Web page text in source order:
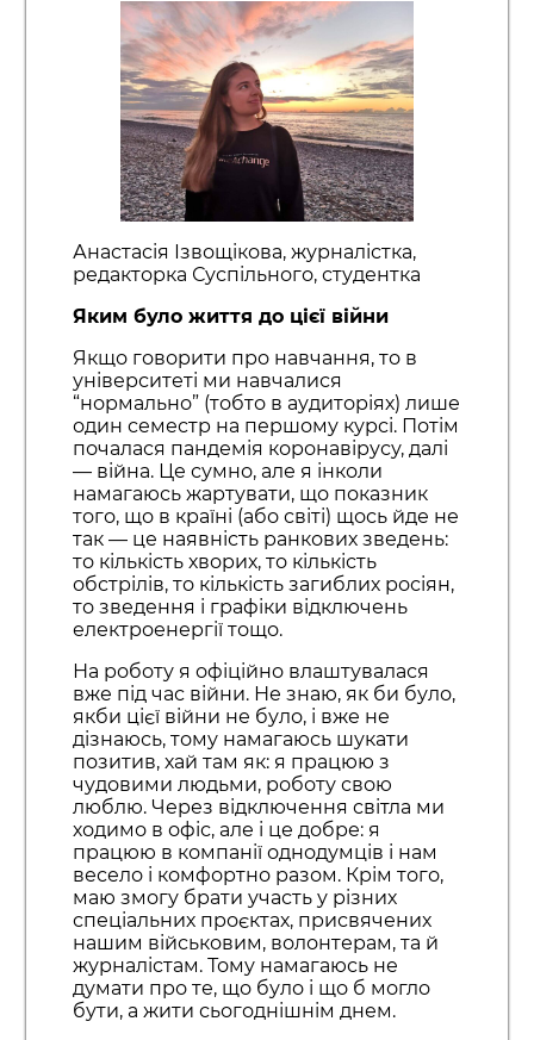
Анастасія Ізвощікова, журналістка,
редакторка Суспільного, студентка
Яким було життя до цієї війни
Якщо говорити про навчання, то в
університеті ми навчалися
“нормально” (тобто в аудиторіях) лише
один семестр на першому курсі. Потім
почалася пандемія коронавірусу, далі
— війна. Це сумно, але я інколи
намагаюсь жартувати, що показник
того, що в країні (або світі) щось йде не
так — це наявність ранкових зведень:
то кількість хворих, то кількість
обстрілів, то кількість загиблих росіян,
то зведення і графіки відключень
електроенергії тощо.
На роботу я офіційно влаштувалася
вже під час війни. Не знаю, як би було,
якби цієї війни не було, і вже не
дізнаюсь, тому намагаюсь шукати
позитив, хай там як: я працюю з
чудовими людьми, роботу свою
люблю. Через відключення світла ми
ходимо в офіс, але і це добре: я
працюю в компанії однодумців і нам
весело і комфортно разом. Крім того,
маю змогу брати участь у різних
спеціальних проєктах, присвячених
нашим військовим, волонтерам, та й
журналістам. Тому намагаюсь не
думати про те, що було і що б могло
бути, а жити сьогоднішнім днем.